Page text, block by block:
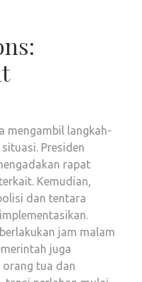
mengambil langkah-
Presiden
rapat
Kemudian,
dan tentara
jam malam
juga
orang tua dan